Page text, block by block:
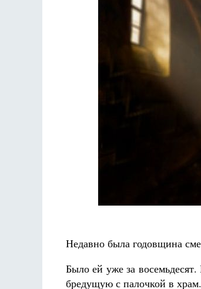
Недавно была годовщина
Было ей уже за
бредущую с палочкой в храм.